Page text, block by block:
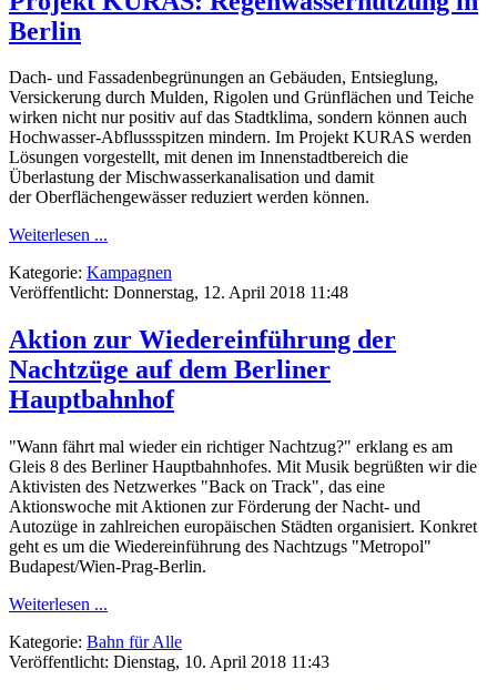
Berlin
Dach- und Fassadenbegrünungen an Gebäuden, Entsieglung,
Versickerung durch Mulden, Rigolen und Grünflächen und Teiche
wirken nicht nur positiv auf das Stadtklima, sondern können auch
Hochwasser-Abflussspitzen mindern. Im Projekt KURAS werden
Lösungen vorgestellt, mit denen im Innenstadtbereich die
Überlastung der Mischwasserkanalisation und damit
der Oberflächengewässer reduziert werden können.
Weiterlesen ...
Kategorie: Kampagnen
Veröffentlicht: Donnerstag, 12. April 2018 11:48
Aktion zur Wiedereinführung der
Nachtzüge auf dem Berliner
Hauptbahnhof
"Wann fährt mal wieder ein richtiger Nachtzug?" erklang es am
Gleis 8 des Berliner Hauptbahnhofes. Mit Musik begrüßten wir die
Aktivisten des Netzwerkes "Back on Track", das eine
Aktionswoche mit Aktionen zur Förderung der Nacht- und
Autozüge in zahlreichen europäischen Städten organisiert. Konkret
geht es um die Wiedereinführung des Nachtzugs "Metropol"
Budapest/Wien-Prag-Berlin.
Weiterlesen ...
Kategorie: Bahn für Alle
Veröffentlicht: Dienstag, 10. April 2018 11:43